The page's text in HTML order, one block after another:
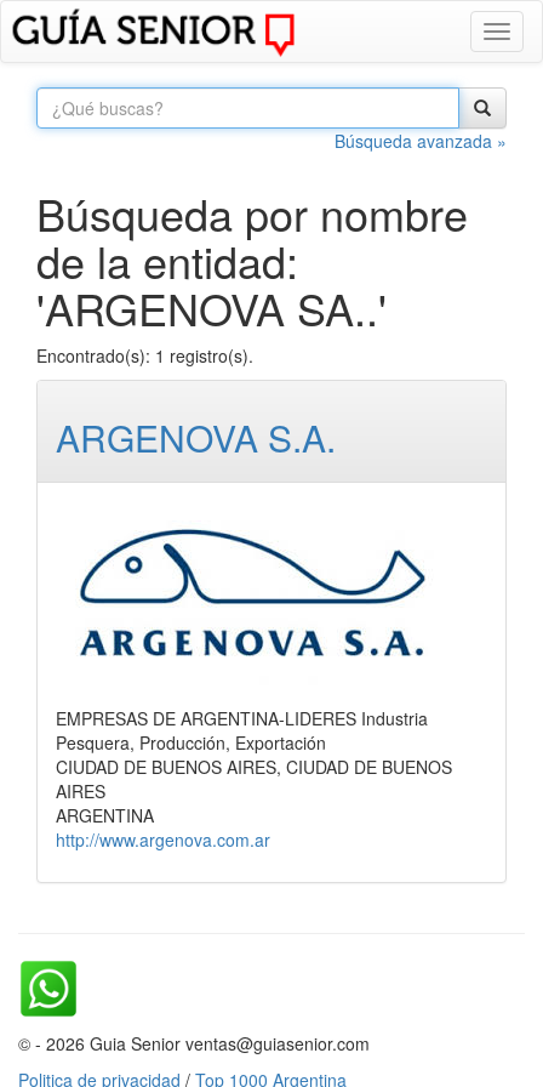
Búsqueda avanzada »
Búsqueda por nombre
de la entidad:
'ARGENOVA SA..'
Encontrado(s): 1 registro(s).
ARGENOVA S.A.
EMPRESAS DE ARGENTINA-LIDERES Industria
Pesquera, Producción, Exportación
CIUDAD DE BUENOS AIRES, CIUDAD DE BUENOS
AIRES
ARGENTINA
http://www.argenova.com.ar
© - 2026 Guia Senior ventas@guiasenior.com
Politica de privacidad / Top 1000 Argentina